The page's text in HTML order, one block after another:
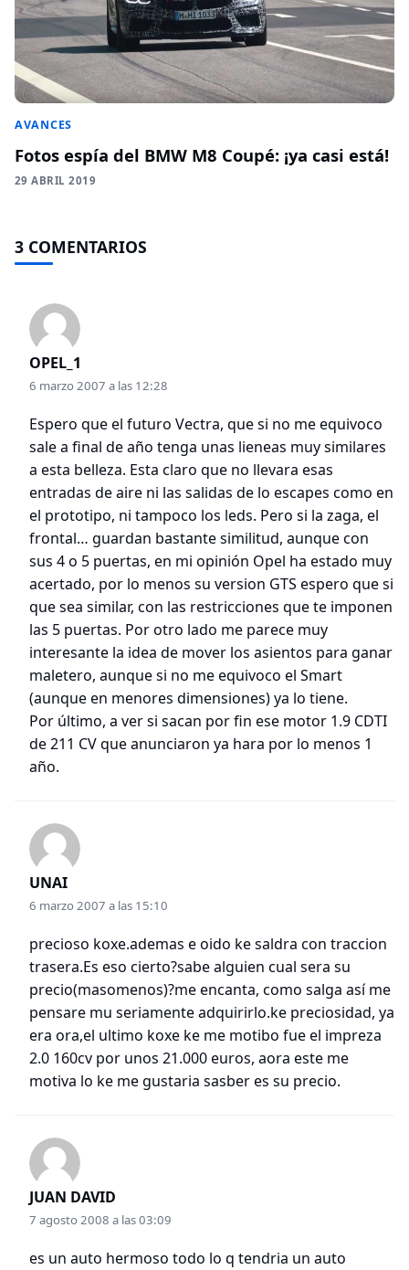
AVANCES
Fotos espía del BMW M8 Coupé: ¡ya casi está!
29 ABRIL 2019
3 COMENTARIOS
OPEL_1
6 marzo 2007 a las 12:28
Espero que el futuro Vectra, que si no me equivoco
sale a final de año tenga unas lieneas muy similares
a esta belleza. Esta claro que no llevara esas
entradas de aire ni las salidas de lo escapes como en
el prototipo, ni tampoco los leds. Pero si la zaga, el
frontal… guardan bastante similitud, aunque con
sus 4 o 5 puertas, en mi opinión Opel ha estado muy
acertado, por lo menos su version GTS espero que si
que sea similar, con las restricciones que te imponen
las 5 puertas. Por otro lado me parece muy
interesante la idea de mover los asientos para ganar
maletero, aunque si no me equivoco el Smart
(aunque en menores dimensiones) ya lo tiene.
Por último, a ver si sacan por fin ese motor 1.9 CDTI
de 211 CV que anunciaron ya hara por lo menos 1
año.
UNAI
6 marzo 2007 a las 15:10
precioso koxe.ademas e oido ke saldra con traccion
trasera.Es eso cierto?sabe alguien cual sera su
precio(masomenos)?me encanta, como salga así me
pensare mu seriamente adquirirlo.ke preciosidad, ya
era ora,el ultimo koxe ke me motibo fue el impreza
2.0 160cv por unos 21.000 euros, aora este me
motiva lo ke me gustaria sasber es su precio.
JUAN DAVID
7 agosto 2008 a las 03:09
es un auto hermoso todo lo q tendria un auto